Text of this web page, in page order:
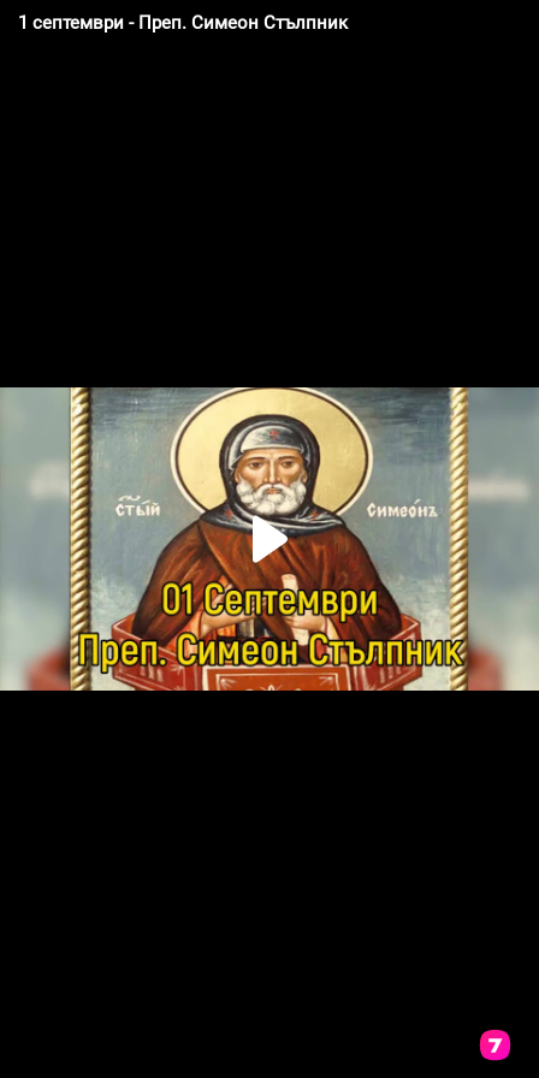
1 септември - Преп. Симеон Стълпник